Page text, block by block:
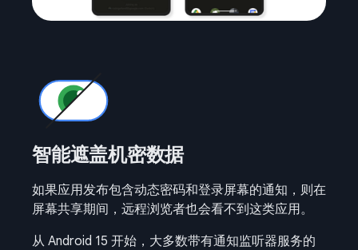
智能遮盖机密数据
如果应用发布包含动态密码和登录屏幕的通知，则在
屏幕共享期间，远程浏览者也会看不到这类应用。
从 Android 15 开始，大多数带有通知监听器服务的